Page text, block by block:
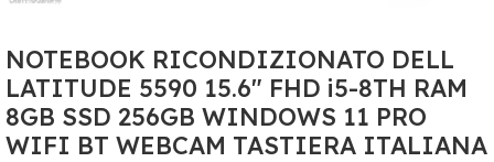
NOTEBOOK RICONDIZIONATO DELL
LATITUDE 5590 15.6" FHD i5-8TH RAM
8GB SSD 256GB WINDOWS 11 PRO
WIFI BT WEBCAM TASTIERA ITALIANA